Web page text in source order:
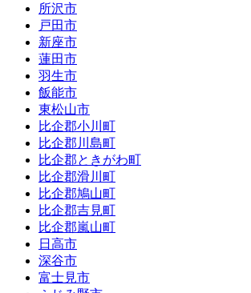
所沢市
戸田市
新座市
蓮田市
羽生市
飯能市
東松山市
比企郡小川町
比企郡川島町
比企郡ときがわ町
比企郡滑川町
比企郡鳩山町
比企郡吉見町
比企郡嵐山町
日高市
深谷市
富士見市